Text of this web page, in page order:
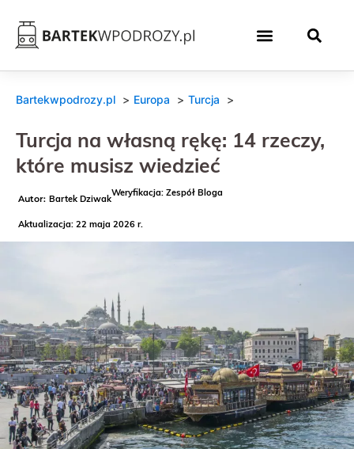
Bartekwpodrozy.pl Europa Turcja
Turcja na własną rękę: 14 rzeczy,
które musisz wiedzieć
Bartek Dziwak
Weryfikacja: Zespół Bloga
Aktualizacja: 22 maja 2026 r.